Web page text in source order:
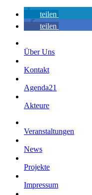
teilen
teilen
Über Uns
Kontakt
Agenda21
Akteure
Veranstaltungen
News
Projekte
Impressum